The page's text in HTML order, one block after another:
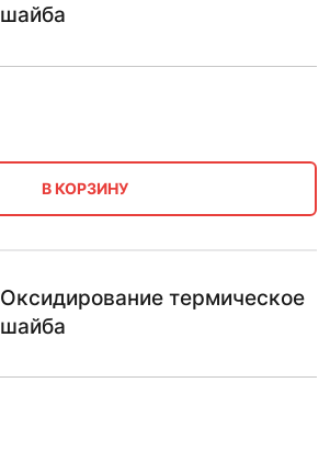
шайба
В КОРЗИНУ
Оксидирование термическое
шайба